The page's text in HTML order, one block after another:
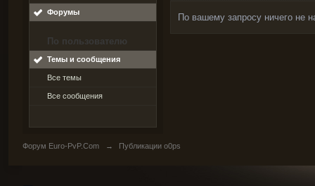
Форумы
По пользователю
Темы и сообщения
Все темы
Все сообщения
По вашему запросу ничего не
Форум Euro-PvP.Com → Публикации o0ps